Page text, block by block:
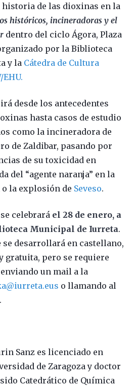
de las dioxinas en la
históricos, incineradoras y el
dentro del ciclo Ágora, Plaza
por la Biblioteca
y la Cátedra de Cultura
desde los antecedentes
hasta casos de estudio
como la incineradora de
de Zaldibar, pasando por
de su toxicidad en
del “agente naranja” en la
la explosión de Seveso.
celebrará el 28 de enero, a
Municipal de Iurreta.
se desarrollará en castellano,
gratuita, pero se requiere
un mail a la
o llamando al
Sanz es licenciado en
de Zaragoza y doctor
Catedrático de Química